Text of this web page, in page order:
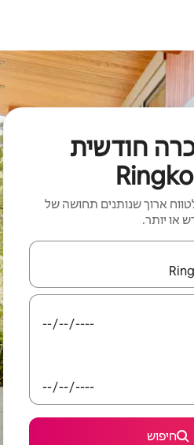
חודשית
ארוך שנותנים תחושה של
או יותר.
יש לנווט עם מקשי החיצים למעלה
חיפוש